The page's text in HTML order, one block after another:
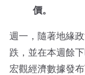
價。
週一，隨著地緣
跌，並在本週餘
宏觀經濟數據發